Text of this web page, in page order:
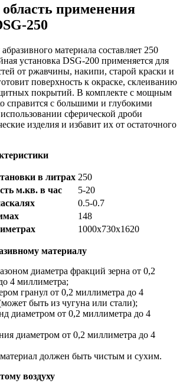
применения
250
материала составляет 250
установка DSG-200 применяется для
от ржавчины, накипи, старой краски и
поверхность к окраске, склеиванию
покрытий. В комплекте с мощным
справится с большими и глубокими
сферической дроби
изделия и избавит их от остаточного
в литрах 250
м.кв. в час
5-20
0.5-0.7
148
1000х730х1620
материалу
диаметра фракций зерна от 0,2
4 миллиметра;
гранул от 0,2 миллиметра до 4
быть из чугуна или стали);
диаметром от 0,2 миллиметра до 4
диаметром от 0,2 миллиметра до 4
должен быть чистым и сухим.
воздуху